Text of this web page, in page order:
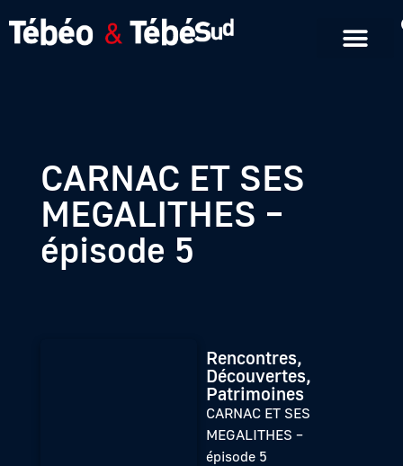
CARNAC ET SES
MEGALITHES –
épisode 5
Rencontres,
Découvertes,
Patrimoines
CARNAC ET SES
MEGALITHES –
épisode 5